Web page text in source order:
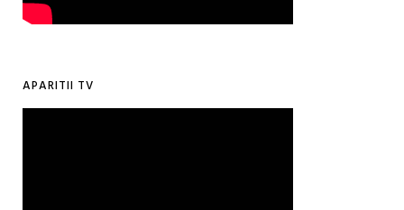
APARITII TV